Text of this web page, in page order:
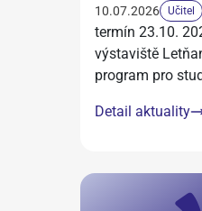
10.07.2026 Učitel
termín 23.10.
výstaviště
program pro
Detail aktuality